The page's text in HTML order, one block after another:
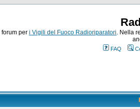
Il forum per i Vigili del Fuoco Radioriparatori. Nella
FAQ